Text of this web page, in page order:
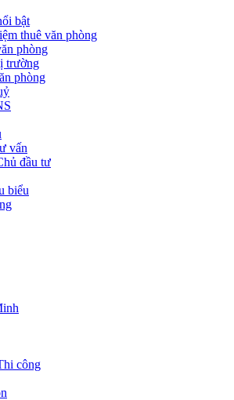
bật
thuê văn phòng
phòng
trường
phòng
vấn
đầu tư
biểu
công